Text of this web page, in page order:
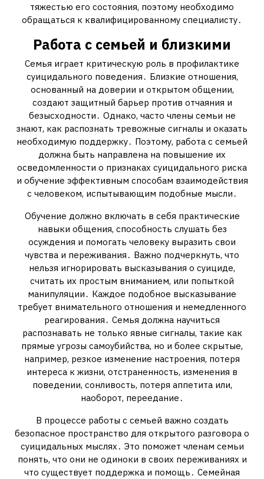
тяжестью его состояния, поэтому необходимо
обращаться к квалифицированному специалисту․
Работа с семьей и близкими
Семья играет критическую роль в профилактике
суицидального поведения․ Близкие отношения,
основанный на доверии и открытом общении,
создают защитный барьер против отчаяния и
безысходности․ Однако, часто члены семьи не
знают, как распознать тревожные сигналы и оказать
необходимую поддержку․ Поэтому, работа с семьей
должна быть направлена на повышение их
осведомленности о признаках суицидального риска
и обучение эффективным способам взаимодействия
с человеком, испытывающим подобные мысли․
Обучение должно включать в себя практические
навыки общения, способность слушать без
осуждения и помогать человеку выразить свои
чувства и переживания․ Важно подчеркнуть, что
нельзя игнорировать высказывания о суициде,
считать их простым вниманием, или попыткой
манипуляции․ Каждое подобное высказывание
требует внимательного отношения и немедленного
реагирования․ Семья должна научиться
распознавать не только явные сигналы, такие как
прямые угрозы самоубийства, но и более скрытые,
например, резкое изменение настроения, потеря
интереса к жизни, отстраненность, изменения в
поведении, сонливость, потеря аппетита или,
наоборот, переедание․
В процессе работы с семьей важно создать
безопасное пространство для открытого разговора о
суицидальных мыслях․ Это поможет членам семьи
понять, что они не одиноки в своих переживаниях и
что существует поддержка и помощь․ Семейная